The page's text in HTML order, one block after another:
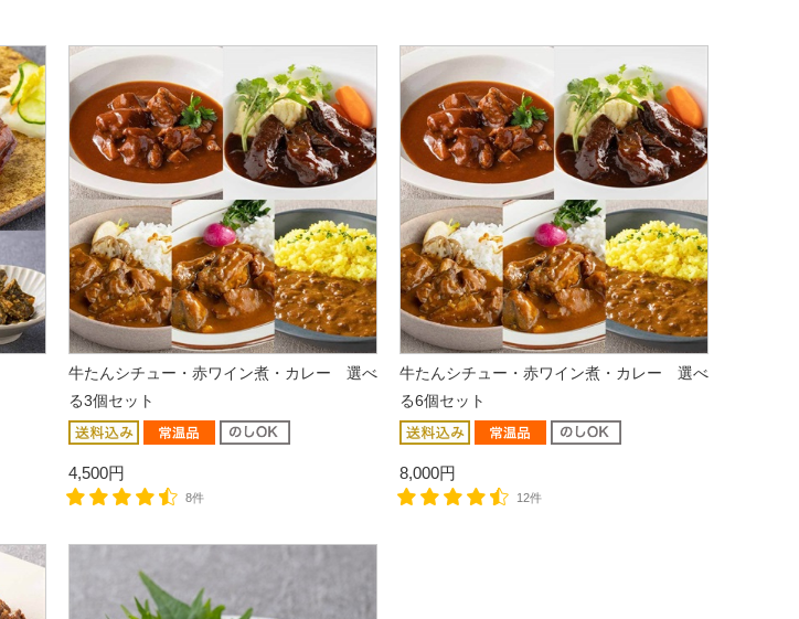
牛たんシチュー・赤ワイン煮・カレー 選べ
る3個セット
4,500円
8件
牛たんシチュー・赤ワイン煮・カレー 選べ
る6個セット
8,000円
12件